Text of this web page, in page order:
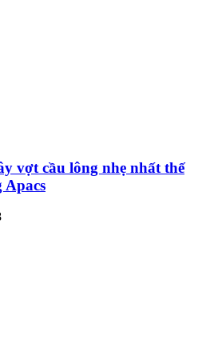
vợt cầu lông nhẹ nhất thế
Apacs